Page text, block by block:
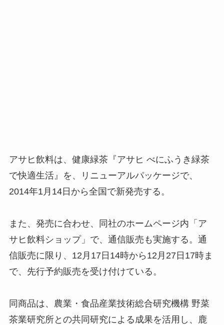
アサヒ飲料は、健康緑茶『アサヒ べにふうき緑茶
で快適生活』を、リニューアルパッケージで、
2014年1月14日から全国で新発売する。
また、発売に合わせ、同社のホームページ内「ア
サヒ飲料ショップ」で、通信販売も実施する。通
信販売に限り、12月17日14時から12月27日17時ま
で、先行予約販売を受け付けている。
同商品は、農業・食品産業技術総合研究機構 野菜
茶業研究所との共同研究による成果を活用し、鹿